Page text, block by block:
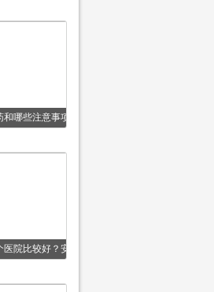
哪些注意事项
院比较好？安